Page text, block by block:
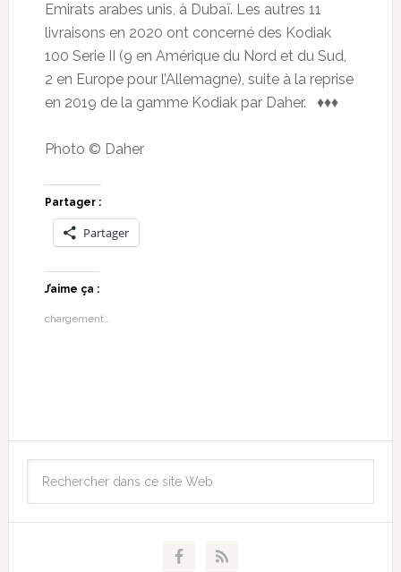
Emirats arabes unis, à Dubaï. Les autres 11
livraisons en 2020 ont concerné des Kodiak
100 Serie II (9 en Amérique du Nord et du Sud,
2 en Europe pour l’Allemagne), suite à la reprise
en 2019 de la gamme Kodiak par Daher. ♦♦♦
Photo © Daher
Partager :
Partager
J’aime ça :
chargement…